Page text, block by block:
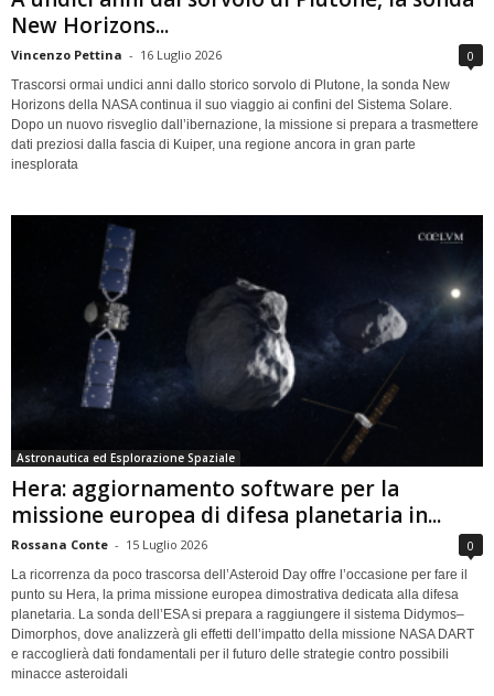
New Horizons...
Vincenzo Pettina - 16 Luglio 2026 0
Trascorsi ormai undici anni dallo storico sorvolo di Plutone, la sonda New
Horizons della NASA continua il suo viaggio ai confini del Sistema Solare.
Dopo un nuovo risveglio dall’ibernazione, la missione si prepara a trasmettere
dati preziosi dalla fascia di Kuiper, una regione ancora in gran parte
inesplorata
Astronautica ed Esplorazione Spaziale
Hera: aggiornamento software per la
missione europea di difesa planetaria in...
Rossana Conte - 15 Luglio 2026 0
La ricorrenza da poco trascorsa dell’Asteroid Day offre l’occasione per fare il
punto su Hera, la prima missione europea dimostrativa dedicata alla difesa
planetaria. La sonda dell’ESA si prepara a raggiungere il sistema Didymos–
Dimorphos, dove analizzerà gli effetti dell’impatto della missione NASA DART
e raccoglierà dati fondamentali per il futuro delle strategie contro possibili
minacce asteroidali